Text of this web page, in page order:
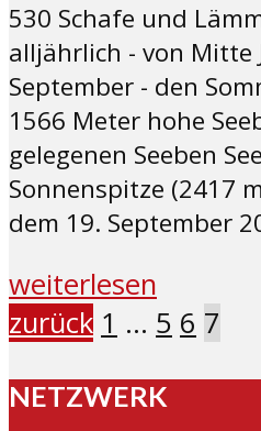
530 Schafe und
alljährlich - von Mitte
September - den
1566 Meter hohe
gelegenen Seeben
Sonnenspitze (2417
dem 19. September
weiterlesen
zurück 1 … 5 6 7
NETZWERK